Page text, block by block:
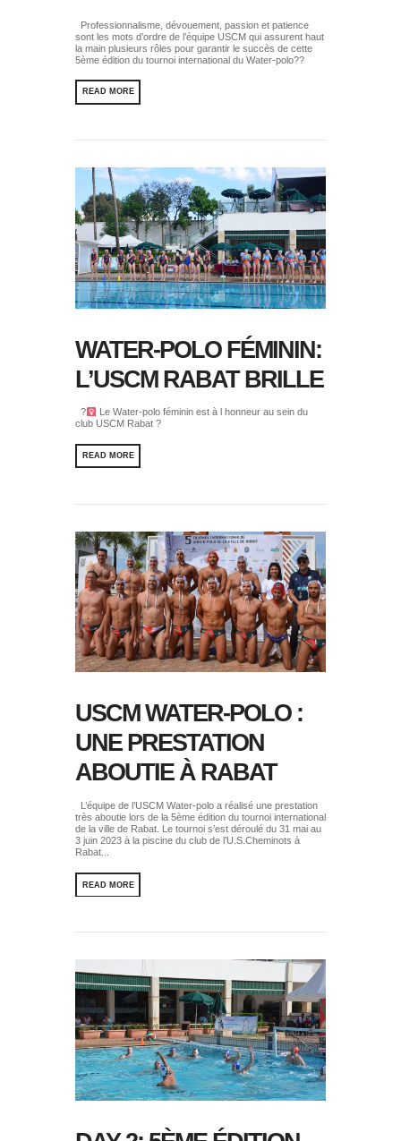
Professionnalisme, dévouement, passion et patience
sont les mots d’ordre de l’équipe USCM qui assurent haut
la main plusieurs rôles pour garantir le succès de cette
5ème édition du tournoi international du Water-polo??
READ MORE
WATER-POLO FÉMININ:
L’USCM RABAT BRILLE
?‍
Le Water-polo féminin est à l honneur au sein du
club USCM Rabat ?
READ MORE
USCM WATER-POLO :
UNE PRESTATION
ABOUTIE À RABAT
L’équipe de l’USCM Water-polo a réalisé une prestation
très aboutie lors de la 5ème édition du tournoi international
de la ville de Rabat. Le tournoi s’est déroulé du 31 mai au
3 juin 2023 à la piscine du club de l’U.S.Cheminots à
Rabat...
READ MORE